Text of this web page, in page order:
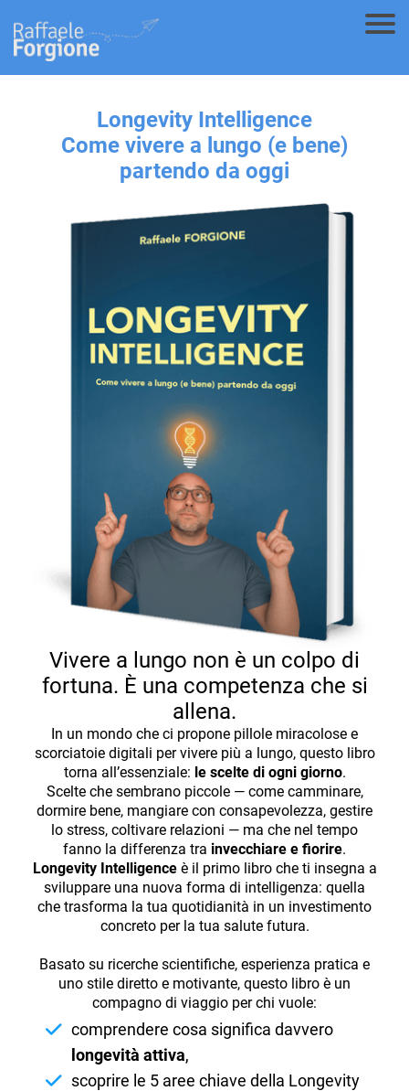
Longevity Intelligence
Come vivere a lungo (e bene)
partendo da oggi
Vivere a lungo non è un colpo di
fortuna. È una competenza che si
allena.
In un mondo che ci propone pillole miracolose e
scorciatoie digitali per vivere più a lungo, questo libro
torna all’essenziale: le scelte di ogni giorno.
Scelte che sembrano piccole — come camminare,
dormire bene, mangiare con consapevolezza, gestire
lo stress, coltivare relazioni — ma che nel tempo
fanno la differenza tra invecchiare e fiorire.
Longevity Intelligenceè il primo libro che ti insegna a
sviluppare una nuova forma di intelligenza: quella
che trasforma la tua quotidianità in un investimento
concreto per la tua salute futura.
Basato su ricerche scientifiche, esperienza pratica e
uno stile diretto e motivante, questo libro è un
compagno di viaggio per chi vuole:
comprendere cosa significa davvero
longevità attiva,
scoprire le 5 aree chiave della Longevity